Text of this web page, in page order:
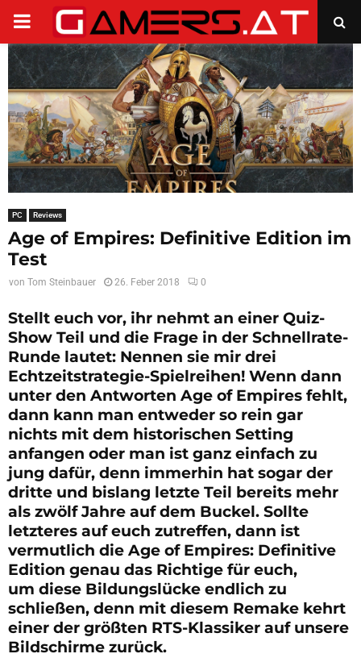
PRIMARY
MENU
PC Reviews
Age of Empires: Definitive Edition im
Test
von Tom Steinbauer 26. Feber 2018 0
Stellt euch vor, ihr nehmt an einer Quiz-
Show Teil und die Frage in der Schnellrate-
Runde lautet: Nennen sie mir drei
Echtzeitstrategie-Spielreihen! Wenn dann
unter den Antworten Age of Empires fehlt,
dann kann man entweder so rein gar
nichts mit dem historischen Setting
anfangen oder man ist ganz einfach zu
jung dafür, denn immerhin hat sogar der
dritte und bislang letzte Teil bereits mehr
als zwölf Jahre auf dem Buckel. Sollte
letzteres auf euch zutreffen, dann ist
vermutlich die Age of Empires: Definitive
Edition genau das Richtige für euch,
um diese Bildungslücke endlich zu
schließen, denn mit diesem Remake kehrt
einer der größten RTS-Klassiker auf unsere
Bildschirme zurück.